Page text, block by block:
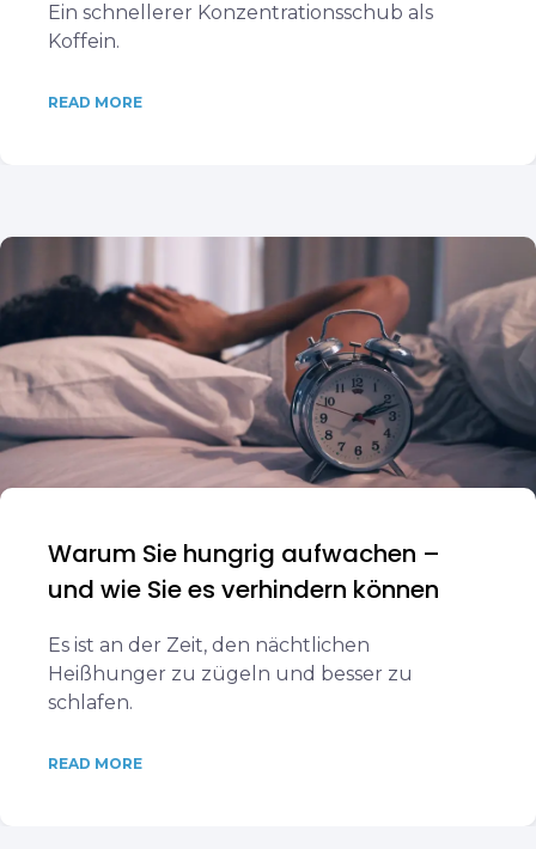
Ein schnellerer Konzentrationsschub als
Koffein.
READ MORE
Warum Sie hungrig aufwachen –
und wie Sie es verhindern können
Es ist an der Zeit, den nächtlichen
Heißhunger zu zügeln und besser zu
schlafen.
READ MORE